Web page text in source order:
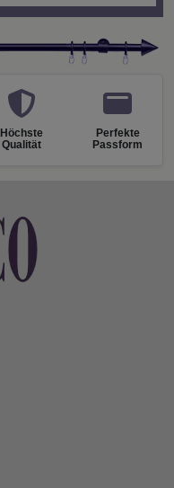
Höchste
Qualität
Perfekte
Passform